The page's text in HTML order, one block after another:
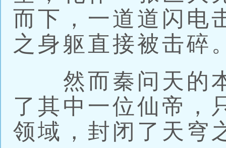
而下，一道道闪电
之身躯直接被击碎
然而秦问天的本
了其中一位仙帝，
领域，封闭了天穹